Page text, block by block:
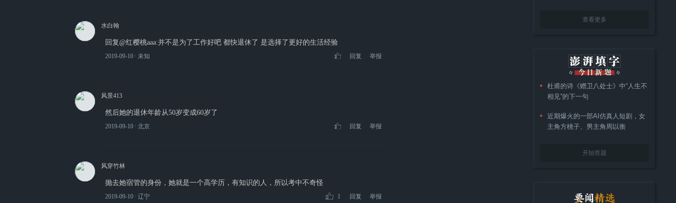
水白翰
回复@红樱桃aaa:并不是为了工作好吧 都快退休了 是选择了更好的生活经验
2019-09-10 ∙ 未知 回复 举报
风景413
然后她的退休年龄从50岁变成60岁了
2019-09-10 ∙ 北京 回复 举报
风穿竹林
抛去她宿管的身份，她就是一个高学历，有知识的人，所以考中不奇怪
2019-09-10 ∙ 辽宁 1 回复 举报
查看更多
杜甫的诗《赠卫八处士》中“人生不
相见”的下一句
近期爆火的一部AI仿真人短剧，女
主角方桃子、男主角周以衡
开始答题